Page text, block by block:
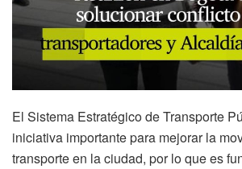
El Sistema Estratégico de Transporte
iniciativa importante para mejorar la
transporte en la ciudad, por lo que es